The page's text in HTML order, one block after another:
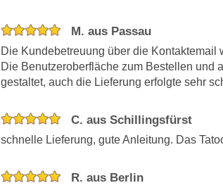
M. aus Passau
Die Kundebetreuung über die
Die Benutzeroberfläche zum Bestellen und
gestaltet, auch die Lieferung erfolgte sehr
C. aus Schillingsfürst
schnelle Lieferung, gute Anleitung. Das
R. aus Berlin